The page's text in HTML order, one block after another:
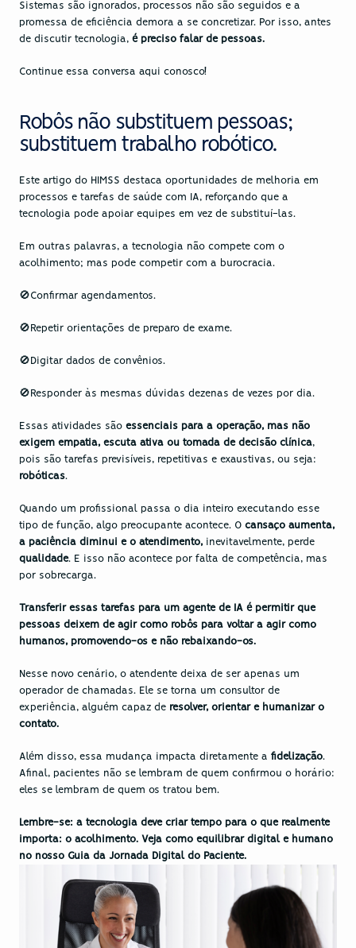
Sistemas são ignorados, processos não são seguidos e a
promessa de eficiência demora a se concretizar. Por isso, antes
de discutir tecnologia, é preciso falar de pessoas.
Continue essa conversa aqui conosco!
Robôs não substituem pessoas;
substituem trabalho robótico.
Este artigo do HIMSS destaca oportunidades de melhoria em
processos e tarefas de saúde com IA, reforçando que a
tecnologia pode apoiar equipes em vez de substituí-las.
Em outras palavras, a tecnologia não compete com o
acolhimento; mas pode competir com a burocracia.
🚫Confirmar agendamentos.
🚫Repetir orientações de preparo de exame.
🚫Digitar dados de convênios.
🚫Responder às mesmas dúvidas dezenas de vezes por dia.
Essas atividades são essenciais para a operação, mas não
exigem empatia, escuta ativa ou tomada de decisão clínica,
robóticas.
Quando um profissional passa o dia inteiro executando esse
tipo de função, algo preocupante acontece. O cansaço aumenta,
a paciência diminui e o atendimento,
qualidade. E isso não acontece por falta de competência, mas
por sobrecarga.
Transferir essas tarefas para um agente de IA é permitir que
pessoas deixem de agir como robôs para voltar a agir como
humanos, promovendo-os e não rebaixando-os.
Nesse novo cenário, o atendente deixa de ser apenas um
operador de chamadas. Ele se torna um consultor de
experiência, alguém capaz de resolver, orientar e humanizar o
contato.
Além disso, essa mudança impacta diretamente a fidelização.
Afinal, pacientes não se lembram de quem confirmou o horário:
eles se lembram de quem os tratou bem.
Lembre-se: a tecnologia deve criar tempo para o que realmente
importa: o acolhimento. Veja como equilibrar digital e humano
no nosso Guia da Jornada Digital do Paciente.